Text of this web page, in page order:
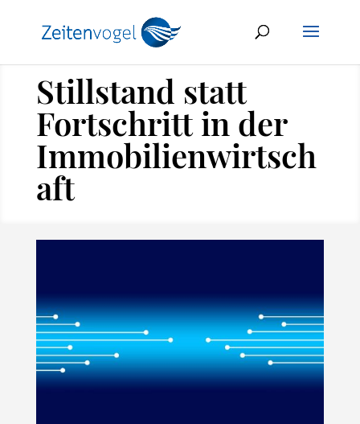
Stillstand statt
Fortschritt in der
Immobilienwirtsch
aft